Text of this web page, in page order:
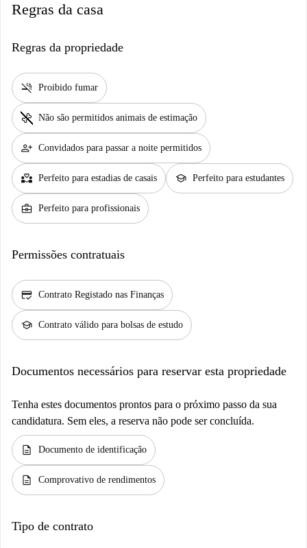
Regras da casa
Regras da propriedade
smoke_free Proibido fumar
pet_supplies Não são permitidos animais de estimação
person_add Convidados para passar a noite permitidos
partner_heart Perfeito para estadias de casais school Perfeito para estudantes
business_center Perfeito para profissionais
Permissões contratuais
credit_score Contrato Registado nas Finanças
school Contrato válido para bolsas de estudo
Documentos necessários para reservar esta propriedade
Tenha estes documentos prontos para o próximo passo da sua
candidatura. Sem eles, a reserva não pode ser concluída.
description Documento de identificação
description Comprovativo de rendimentos
Tipo de contrato